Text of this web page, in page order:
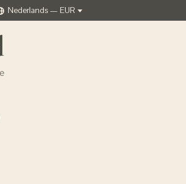
Nederlands — EUR